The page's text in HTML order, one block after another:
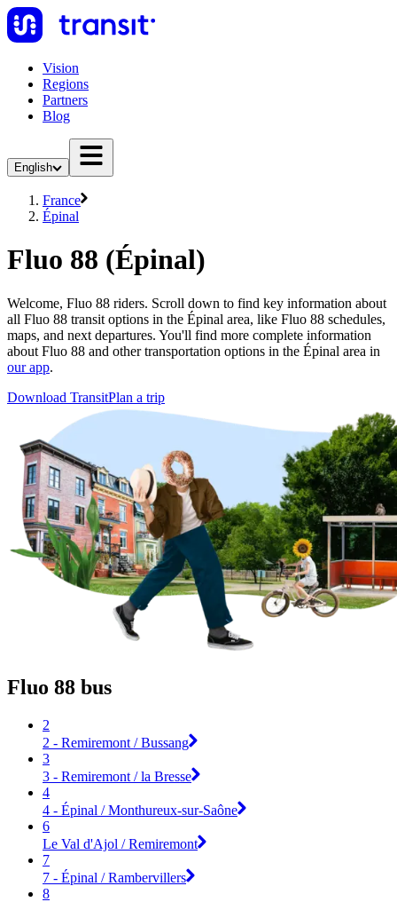
Vision
Regions
Partners
Blog
English
France
Épinal
Fluo 88 (Épinal)
Welcome, Fluo 88 riders. Scroll down to find key information about
all Fluo 88 transit options in the Épinal area, like Fluo 88 schedules,
maps, and next departures. You'll find more complete information
about Fluo 88 and other transportation options in the Épinal area in
our app.
Download TransitPlan a trip
Fluo 88 bus
2
2 - Remiremont / Bussang
3
3 - Remiremont / la Bresse
4
4 - Épinal / Monthureux-sur-Saône
6
Le Val d'Ajol / Remiremont
7
7 - Épinal / Rambervillers
8